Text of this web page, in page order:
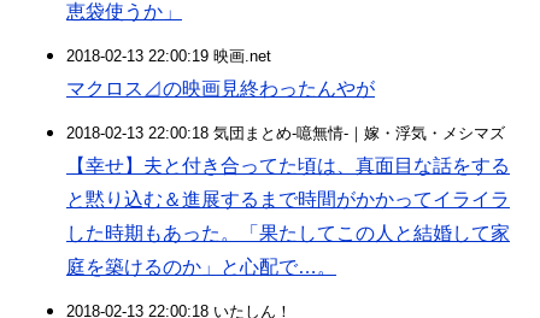
恵袋使うか」
2018-02-13 22:00:19 映画.net
マクロス⊿の映画見終わったんやが
2018-02-13 22:00:18 気団まとめ-噫無情-｜嫁・浮気・メシマズ
【幸せ】夫と付き合ってた頃は、真面目な話をする
と黙り込む＆進展するまで時間がかかってイライラ
した時期もあった。「果たしてこの人と結婚して家
庭を築けるのか」と心配で…。
2018-02-13 22:00:18 いたしん！